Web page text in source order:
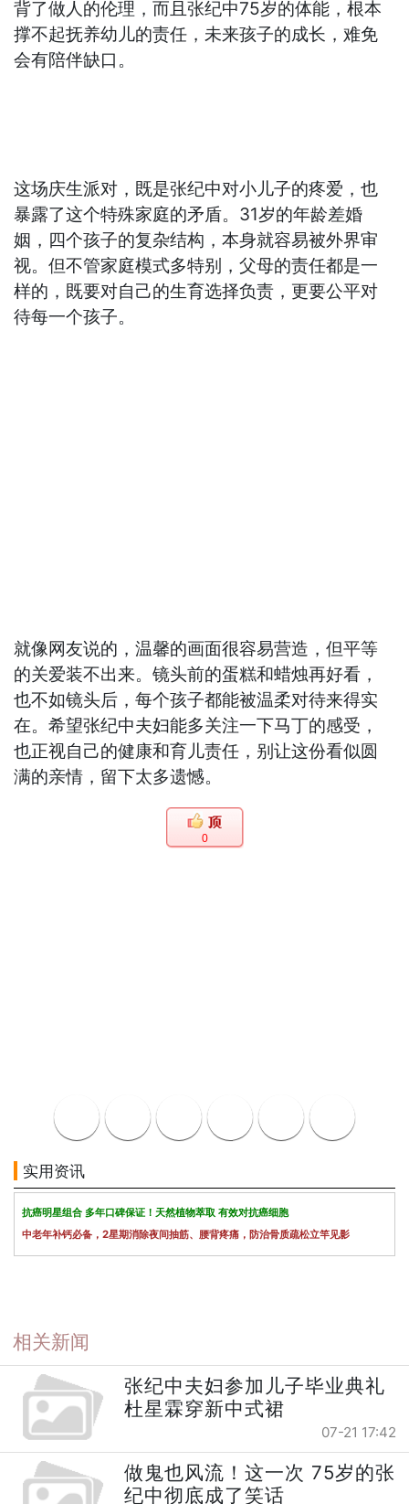
背了做人的伦理，而且张纪中75岁的体能，根本
撑不起抚养幼儿的责任，未来孩子的成长，难免
会有陪伴缺口。
这场庆生派对，既是张纪中对小儿子的疼爱，也
暴露了这个特殊家庭的矛盾。31岁的年龄差婚
姻，四个孩子的复杂结构，本身就容易被外界审
视。但不管家庭模式多特别，父母的责任都是一
样的，既要对自己的生育选择负责，更要公平对
待每一个孩子。
就像网友说的，温馨的画面很容易营造，但平等
的关爱装不出来。镜头前的蛋糕和蜡烛再好看，
也不如镜头后，每个孩子都能被温柔对待来得实
在。希望张纪中夫妇能多关注一下马丁的感受，
也正视自己的健康和育儿责任，别让这份看似圆
满的亲情，留下太多遗憾。
0
实用资讯
抗癌明星组合 多年口碑保证！天然植物萃取 有效对抗癌细胞
中老年补钙必备，2星期消除夜间抽筋、腰背疼痛，防治骨质疏松立竿见影
相关新闻
张纪中夫妇参加儿子毕业典礼
杜星霖穿新中式裙
07-21 17:42
做鬼也风流！这一次 75岁的张
纪中彻底成了笑话